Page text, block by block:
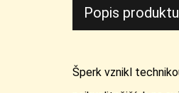
Popis produktu
Šperk vznikl